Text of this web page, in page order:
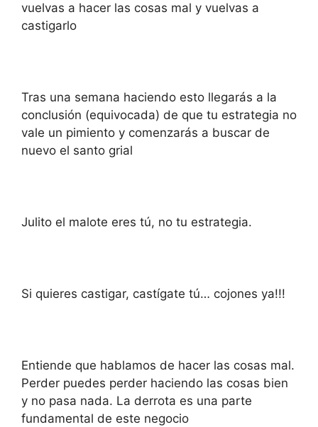
vuelvas a hacer las cosas mal y vuelvas a
castigarlo
Tras una semana haciendo esto llegarás a la
conclusión (equivocada) de que tu estrategia no
vale un pimiento y comenzarás a buscar de
nuevo el santo grial
Julito el malote eres tú, no tu estrategia.
Si quieres castigar, castígate tú… cojones ya!!!
Entiende que hablamos de hacer las cosas mal.
Perder puedes perder haciendo las cosas bien
y no pasa nada. La derrota es una parte
fundamental de este negocio